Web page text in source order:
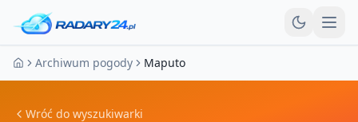
Strona główna
Archiwum pogody Maputo
Wróć do wyszukiwarki